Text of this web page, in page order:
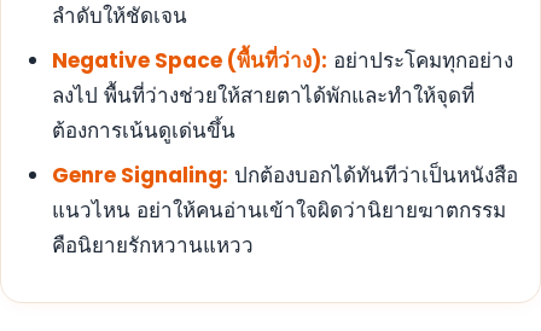
ลำดับให้ชัดเจน
Negative Space (พื้นที่ว่าง): อย่าประโคมทุกอย่าง
ลงไป พื้นที่ว่างช่วยให้สายตาได้พักและทำให้จุดที่
ต้องการเน้นดูเด่นขึ้น
Genre Signaling: ปกต้องบอกได้ทันทีว่าเป็นหนังสือ
แนวไหน อย่าให้คนอ่านเข้าใจผิดว่านิยายฆาตกรรม
คือนิยายรักหวานแหวว